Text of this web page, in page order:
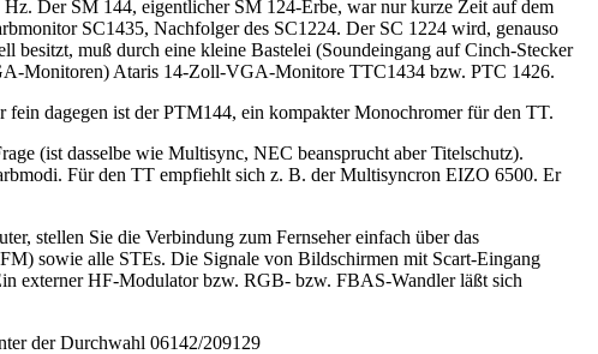
Der SM 144, eigentlicher SM 124-Erbe, war nur kurze Zeit auf dem
SC1435, Nachfolger des SC1224. Der SC 1224 wird, genauso
muß durch eine kleine Bastelei (Soundeingang auf Cinch-Stecker
Monitoren) Ataris 14-Zoll-VGA-Monitore TTC1434 bzw. PTC 1426.
dagegen ist der PTM144, ein kompakter Monochromer für den TT.
(ist dasselbe wie Multisync, NEC beansprucht aber Titelschutz).
Für den TT empfiehlt sich z. B. der Multisyncron EIZO 6500. Er
stellen Sie die Verbindung zum Fernseher einfach über das
sowie alle STEs. Die Signale von Bildschirmen mit Scart-Eingang
externer HF-Modulator bzw. RGB- bzw. FBAS-Wandler läßt sich
der Durchwahl 06142/209129